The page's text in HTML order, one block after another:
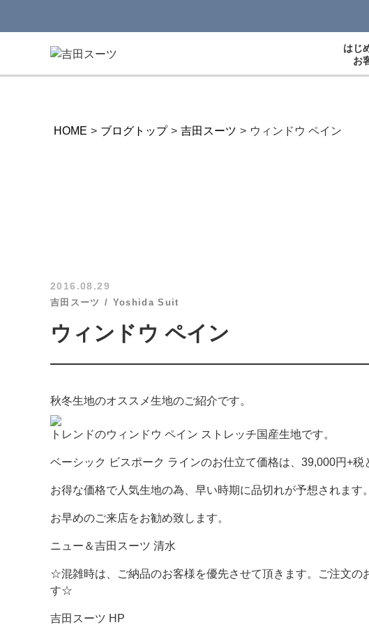
はじ
お
HOME > ブログトップ > 吉田スーツ > ウィンドウ ペイン
2016.08.29
吉田スーツ Yoshida Suit
ウィンドウ ペイン
秋冬生地のオススメ生地のご紹介です。
トレンドのウィンドウ ペイン ストレッチ国産生地です。
ベーシック ビスポーク ラインのお仕立て価格は、39,000円+税
お得な価格で人気生地の為、早い時期に品切れが予想されます。
お早めのご来店をお勧め致します。
ニュー＆吉田スーツ 清水
☆混雑時は、ご納品のお客様を優先させて頂きます。ご注文
す☆
吉田スーツ HP